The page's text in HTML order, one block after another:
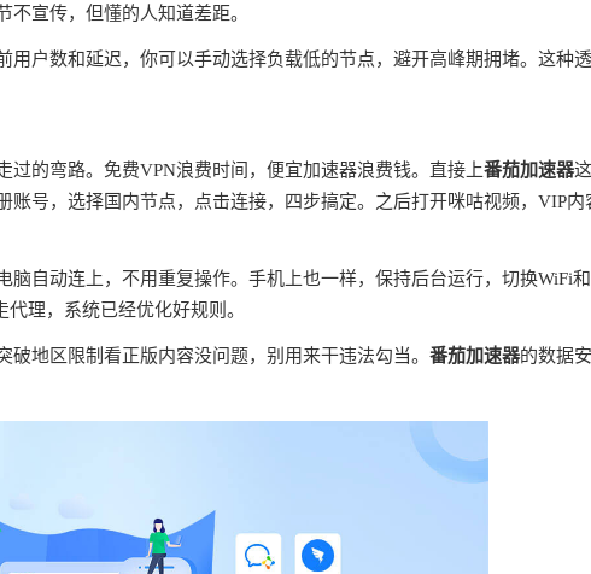
宣传，但懂的人知道差距。
户数和延迟，你可以手动选择负载低的节点，避开高峰期拥堵。这种
的弯路。免费VPN浪费时间，便宜加速器浪费钱。直接上番茄加速器
号，选择国内节点，点击连接，四步搞定。之后打开咪咕视频，VIP内
自动连上，不用重复操作。手机上也一样，保持后台运行，切换WiFi
理，系统已经优化好规则。
地区限制看正版内容没问题，别用来干违法勾当。 番茄加速器的数据